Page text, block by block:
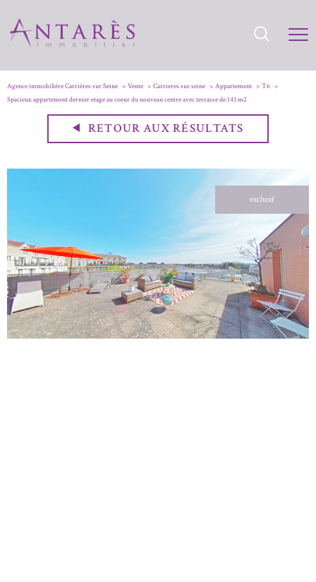
Agence immobilière Carrières sur Seine Vente Carrieres sur seine Appartement
T6
Spacieux appartement dernier etage au coeur du nouveau centre avec terrasse de 143 m2
RETOUR AUX RÉSULTATS
exclusif